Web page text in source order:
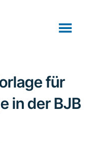
für
in der BJB